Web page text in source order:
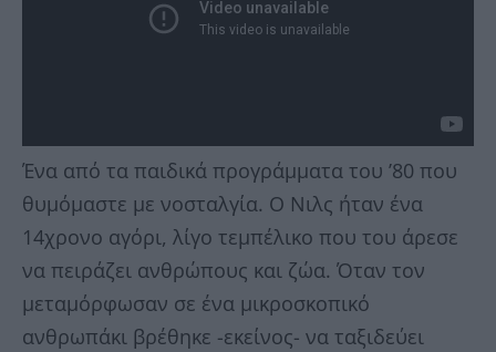
Ένα από τα παιδικά προγράμματα του ’80 που
θυμόμαστε με νοσταλγία. Ο Νιλς ήταν ένα
14χρονο αγόρι, λίγο τεμπέλικο που του άρεσε
να πειράζει ανθρώπους και ζώα. Όταν τον
μεταμόρφωσαν σε ένα μικροσκοπικό
ανθρωπάκι βρέθηκε -εκείνος- να ταξιδεύει